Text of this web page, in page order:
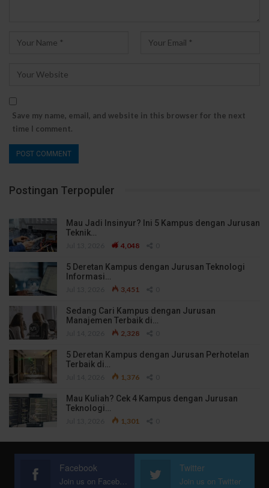
Save my name, email, and website in this browser for the next
time I comment.
Postingan Terpopuler
Mau Jadi Insinyur? Ini 5 Kampus dengan Jurusan
Teknik…
4,048
5 Deretan Kampus dengan Jurusan Teknologi
Informasi…
3,451
Sedang Cari Kampus dengan Jurusan
Manajemen Terbaik di…
2,328
5 Deretan Kampus dengan Jurusan Perhotelan
Terbaik di…
1,376
Mau Kuliah? Cek 4 Kampus dengan Jurusan
Teknologi…
1,301
Facebook
Join us on Facebook
Twitter
Join us on Twitter